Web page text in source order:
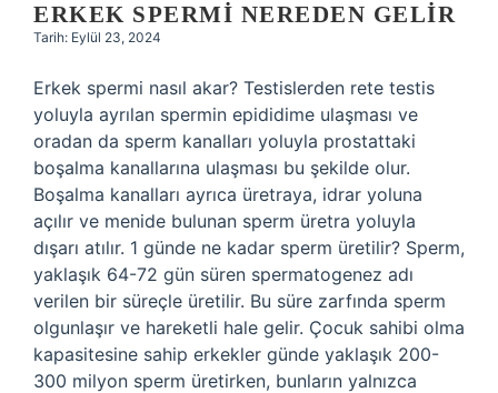
ERKEK SPERMI NEREDEN GELIR
Tarih: Eylül 23, 2024
Erkek spermi nasıl akar? Testislerden rete testis
yoluyla ayrılan spermin epididime ulaşması ve
oradan da sperm kanalları yoluyla prostattaki
boşalma kanallarına ulaşması bu şekilde olur.
Boşalma kanalları ayrıca üretraya, idrar yoluna
açılır ve menide bulunan sperm üretra yoluyla
dışarı atılır. 1 günde ne kadar sperm üretilir? Sperm,
yaklaşık 64-72 gün süren spermatogenez adı
verilen bir süreçle üretilir. Bu süre zarfında sperm
olgunlaşır ve hareketli hale gelir. Çocuk sahibi olma
kapasitesine sahip erkekler günde yaklaşık 200-
300 milyon sperm üretirken, bunların yalnızca